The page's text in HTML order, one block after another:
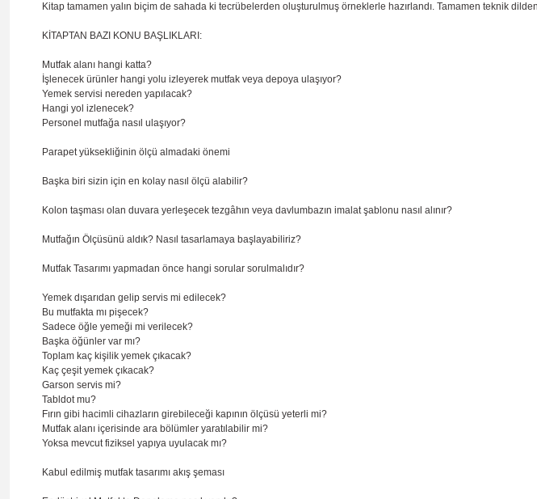
Kitap tamamen yalın biçim de sahada ki tecrübelerden oluşturulmuş örneklerle hazırlandı. Tamamen teknik
KİTAPTAN BAZI KONU BAŞLIKLARI:
Mutfak alanı hangi katta?
İşlenecek ürünler hangi yolu izleyerek mutfak veya depoya ulaşıyor?
Yemek servisi nereden yapılacak?
Hangi yol izlenecek?
Personel mutfağa nasıl ulaşıyor?
Parapet yüksekliğinin ölçü almadaki önemi
Başka biri sizin için en kolay nasıl ölçü alabilir?
Kolon taşması olan duvara yerleşecek tezgâhın veya davlumbazın imalat şablonu nasıl alınır?
Mutfağın Ölçüsünü aldık? Nasıl tasarlamaya başlayabiliriz?
Mutfak Tasarımı yapmadan önce hangi sorular sorulmalıdır?
Yemek dışarıdan gelip servis mi edilecek?
Bu mutfakta mı pişecek?
Sadece öğle yemeği mi verilecek?
Başka öğünler var mı?
Toplam kaç kişilik yemek çıkacak?
Kaç çeşit yemek çıkacak?
Garson servis mi?
Tabldot mu?
Fırın gibi hacimli cihazların girebileceği kapının ölçüsü yeterli mi?
Mutfak alanı içerisinde ara bölümler yaratılabilir mi?
Yoksa mevcut fiziksel yapıya uyulacak mı?
Kabul edilmiş mutfak tasarımı akış şeması